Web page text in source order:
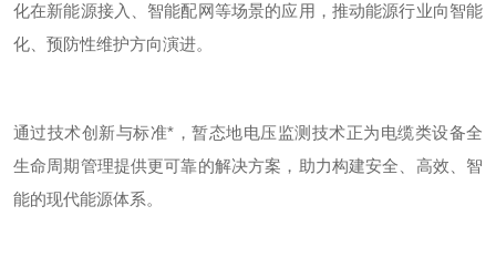
化在新能源接入、智能配网等场景的应用，推动能源行业向智能
化、预防性维护方向演进。
通过技术创新与标准*，暂态地电压监测技术正为电缆类设备全
生命周期管理提供更可靠的解决方案，助力构建安全、高效、智
能的现代能源体系。